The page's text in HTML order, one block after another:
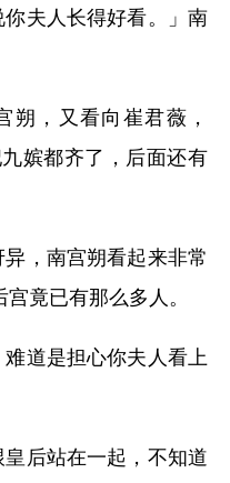
你夫人长得好看。」南
朔，又看向崔君薇，
嫔都齐了，后面还有
，南宫朔看起来非常
竟已有那么多人。
难道是担心你夫人看上
皇后站在一起，不知道